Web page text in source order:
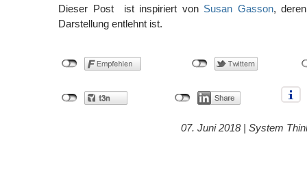
Dieser Post ist inspiriert von Susan Gasson,
Darstellung entlehnt ist.
07. Juni 2018 | System